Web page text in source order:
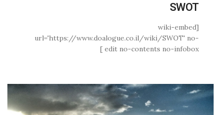
SWOT
[wiki-embed
url='https://www.doalogue.co.il/wiki/SWOT' no-
edit no-contents no-infobox ]